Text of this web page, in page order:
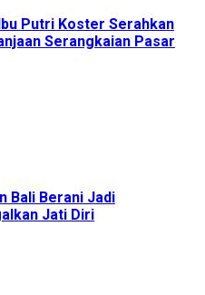
Putri Koster Serahkan
Serangkaian Pasar
Bali Berani Jadi
Jati Diri